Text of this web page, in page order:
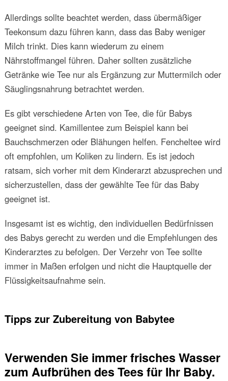
Allerdings sollte beachtet werden, dass übermäßiger
Teekonsum dazu führen kann, dass das Baby weniger
Milch trinkt. Dies kann wiederum zu einem
Nährstoffmangel führen. Daher sollten zusätzliche
Getränke wie Tee nur als Ergänzung zur Muttermilch oder
Säuglingsnahrung betrachtet werden.
Es gibt verschiedene Arten von Tee, die für Babys
geeignet sind. Kamillentee zum Beispiel kann bei
Bauchschmerzen oder Blähungen helfen. Fencheltee wird
oft empfohlen, um Koliken zu lindern. Es ist jedoch
ratsam, sich vorher mit dem Kinderarzt abzusprechen und
sicherzustellen, dass der gewählte Tee für das Baby
geeignet ist.
Insgesamt ist es wichtig, den individuellen Bedürfnissen
des Babys gerecht zu werden und die Empfehlungen des
Kinderarztes zu befolgen. Der Verzehr von Tee sollte
immer in Maßen erfolgen und nicht die Hauptquelle der
Flüssigkeitsaufnahme sein.
Tipps zur Zubereitung von Babytee
Verwenden Sie immer frisches Wasser
zum Aufbrühen des Tees für Ihr Baby.